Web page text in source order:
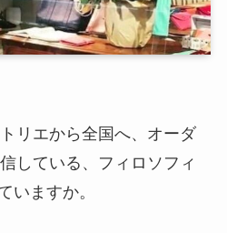
リエから全国へ、オーダ
している、フィロソフィ
いますか。